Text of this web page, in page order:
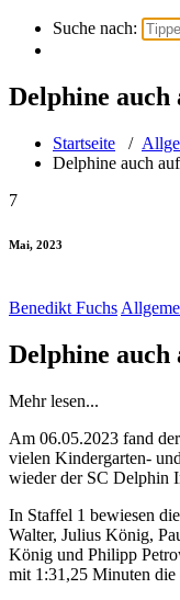
Suche nach:
Delphine auch
Startseite /
Delphine auch
7
Mai, 2023
Benedikt Fuchs
Delphine auch
Mehr lesen...
Am 06.05.2023 fand
vielen Kindergarten-
wieder der SC Delphin
In Staffel 1 bewiesen
Walter, Julius König,
König und Philipp
mit 1:31,25 Minuten die